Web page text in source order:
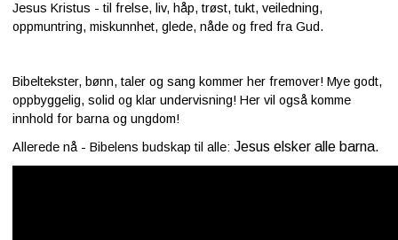
Jesus Kristus - til frelse, liv, håp, trøst, tukt, veiledning,
oppmuntring, miskunnhet, glede, nåde og fred fra Gud.
Bibeltekster, bønn, taler og sang kommer her fremover! Mye godt,
oppbyggelig, solid og klar undervisning! Her vil også komme
innhold for barna og ungdom!
Allerede nå - Bibelens budskap til alle: Jesus elsker alle barna.